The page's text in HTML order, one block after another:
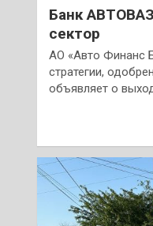
Банк
сектор
АО «Авто Финанс
стратегии,
объявляет о